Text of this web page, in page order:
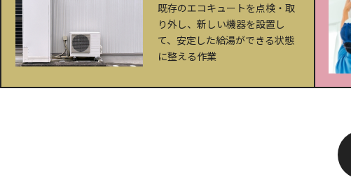
既存のエコキュートを点検・取
り外し、新しい機器を設置し
て、安定した給湯ができる状態
に整える作業